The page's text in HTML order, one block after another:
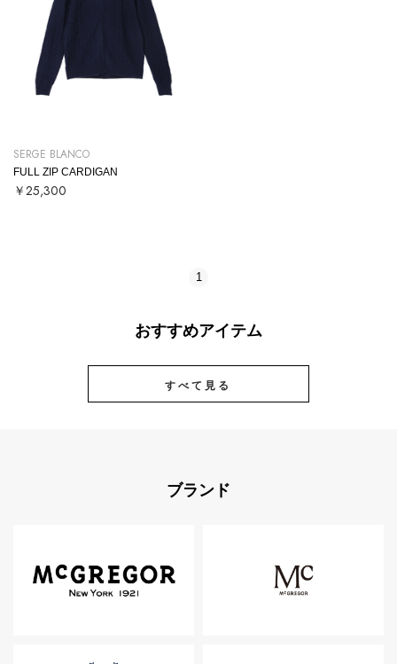
SERGE BLANCO
FULL ZIP CARDIGAN
￥25,300
1
おすすめアイテム
すべて見る
ブランド